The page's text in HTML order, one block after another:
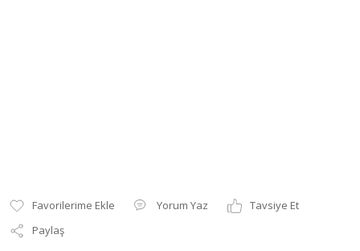
Yorum Yaz
Tavsiye Et
Paylaş